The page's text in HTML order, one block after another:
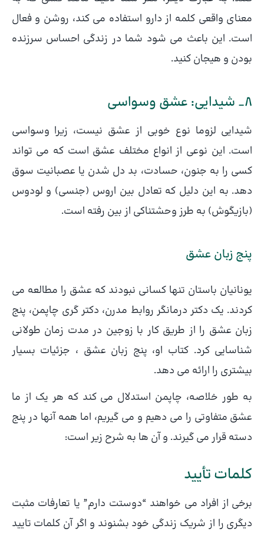
معنای واقعی کلمه از دارو استفاده می کند، روشن و فعال
است. این باعث می شود شما در زندگی احساس سرزنده
بودن و هیجان کنید.
8_ شیدایی: عشق وسواسی
شیدایی لزوما نوع خوبی از عشق نیست، زیرا وسواسی
است. این نوعی از انواع مختلف عشق است که می تواند
کسی را به جنون، حسادت، بد دل شدن یا عصبانیت سوق
دهد. به این دلیل که تعادل بین اروس (جنسی) و لودوس
(بازیگوش) به طرز وحشتناکی از بین رفته است.
پنج زبان عشق
یونانیان باستان تنها کسانی نبودند که عشق را مطالعه می
کردند. یک دکتر درمانگر روابط مدرن، دکتر گری چاپمن، پنج
زبان عشق را از طریق کار با زوجین در مدت زمان طولانی
شناسایی کرد. کتاب او، پنج زبان عشق ، جزئیات بسیار
بیشتری را ارائه می دهد.
به طور خلاصه، چاپمن استدلال می کند که هر یک از ما
عشق متفاوتی را می دهیم و می گیریم، اما همه آنها در پنج
دسته قرار می گیرند. و آن ها به شرح زیر است:
کلمات تأیید
برخی از افراد می خواهند “دوستت دارم” یا تعارفات مثبت
دیگری را از شریک زندگی خود بشنوند و اگر آن کلمات تایید